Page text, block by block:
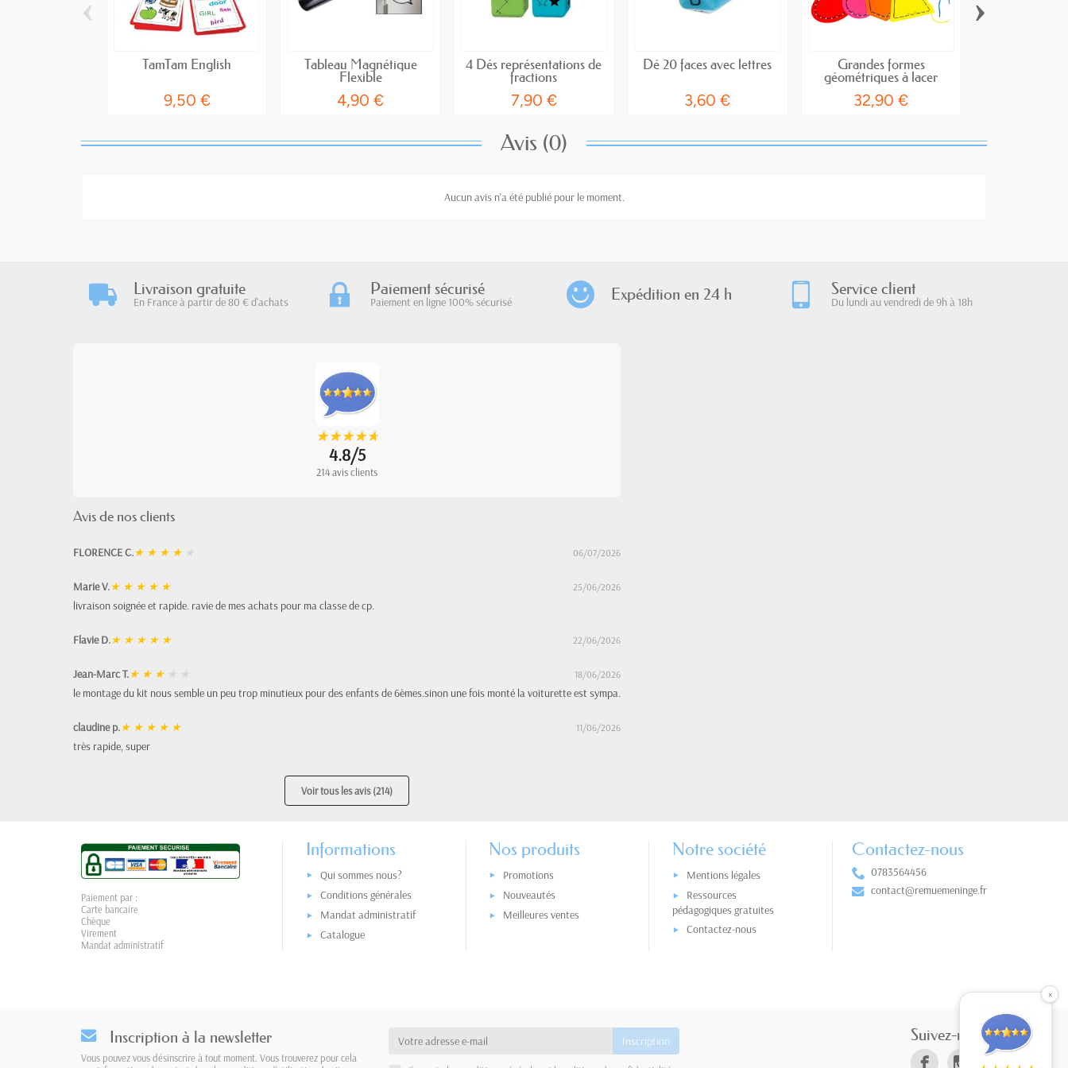
TamTam English
9,50 €
Tableau Magnétique
Flexible
4,90 €
4 Dés représentations de
fractions
7,90 €
Dé 20 faces avec lettres
3,60 €
Grandes formes
géométriques à lacer
32,90 €
Avis (0)
Aucun avis n'a été publié pour le moment.
Livraison gratuite
En France à partir de 80 € d'achats
Paiement sécurisé
Paiement en ligne 100% sécurisé Expédition en 24 h Service client
Du lundi au vendredi de 9h à 18h
★
★★
★★
★★
★★
★
4.8/5
214 avis clients
Avis de nos clients
FLORENCE C.★ ★ ★ ★ ★ 06/07/2026
Marie V.★ ★ ★ ★ ★ 25/06/2026
livraison soignée et rapide. ravie de mes achats pour ma classe de cp.
Flavie D.★ ★ ★ ★ ★ 22/06/2026
Jean-Marc T.★ ★ ★ ★ ★ 18/06/2026
le montage du kit nous semble un peu trop minutieux pour des enfants de 6èmes.sinon une fois monté la voiturette est sympa.
claudine p.★ ★ ★ ★ ★ 11/06/2026
très rapide, super
Voir tous les avis (214)
Paiement par :
Carte bancaire
Chèque
Virement
Mandat administratif
Informations
Qui sommes nous?
Conditions générales
Mandat administratif
Catalogue
Nos produits
Promotions
Nouveautés
Meilleures ventes
Notre société
Mentions légales
Ressources
pédagogiques gratuites
Contactez-nous
Contactez-nous
0783564456
contact@remuemeninge.fr
Inscription à la newsletter
Vous pouvez vous désinscrire à tout moment. Vous trouverez pour cela
Suivez-nous
×